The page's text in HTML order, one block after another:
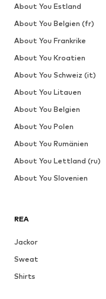
REA
Jackor
Sweat
Shirts
About You Estland
About You Belgien (fr)
About You Frankrike
About You Kroatien
About You Schweiz (it)
About You Litauen
About You Belgien
About You Polen
About You Rumänien
About You Lettland (ru)
About You Slovenien